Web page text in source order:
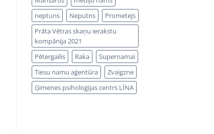
neptuns
Neputns
Prometejs
Prāta Vētras skaņu ierakstu
kompānija 2021
Pētergailis
Raka
Supernamai
Tiesu namu aģentūra
Zvaigzne
Ģimenes psiholoģijas centrs LĪNA